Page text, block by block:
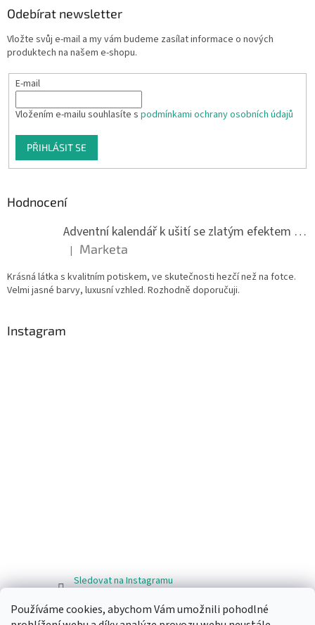
Používáme cookies, abychom Vám umožnili pohodlné
Odebírat newsletter
Vložte svůj e-mail a my vám budeme zasílat informace o nových
produktech na našem e-shopu.
E-mail
Vložením e-mailu souhlasíte s podmínkami ochrany osobních údajů
PŘIHLÁSIT SE
Hodnocení
Adventní kalendář k ušití se zlatým efektem 042Q
Hodnocení produktu je 5 z 5 hvězdiček.
| Marketa
Krásná látka s kvalitním potiskem, ve skutečnosti hezčí než na fotce.
Velmi jasné barvy, luxusní vzhled. Rozhodně doporučuji.
Instagram
Sledovat na Instagramu
Facebook